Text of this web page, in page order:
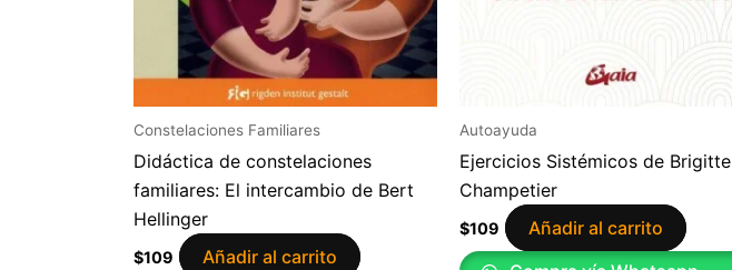
Constelaciones Familiares
Didáctica de constelaciones
familiares: El intercambio de Bert
Hellinger
$109
Añadir al carrito
Autoayuda
Ejercicios Sistémicos de Brigitte
Champetier
$109
Añadir al carrito